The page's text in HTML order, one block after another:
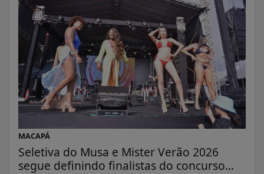
MACAPÁ
Seletiva do Musa e Mister Verão 2026
segue definindo finalistas do concurso...